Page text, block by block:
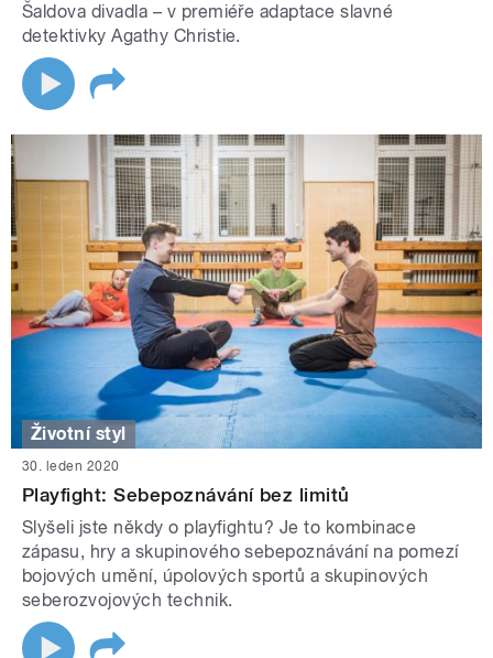
Šaldova divadla – v premiéře adaptace slavné
detektivky Agathy Christie.
Životní styl
30. leden 2020
Playfight: Sebepoznávání bez limitů
Slyšeli jste někdy o playfightu? Je to kombinace
zápasu, hry a skupinového sebepoznávání na pomezí
bojových umění, úpolových sportů a skupinových
seberozvojových technik.